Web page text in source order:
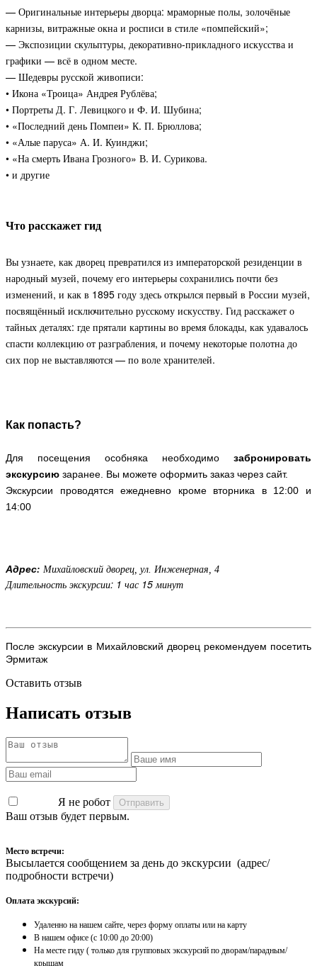
— Оригинальные интерьеры дворца: мраморные полы, золочёные
карнизы, витражные окна и росписи в стиле «помпейский»;
— Экспозиции скульптуры, декоративно-прикладного искусства и
графики — всё в одном месте.
— Шедевры русской живописи:
• Икона «Троица» Андрея Рублёва;
• Портреты Д. Г. Левицкого и Ф. И. Шубина;
• «Последний день Помпеи» К. П. Брюллова;
• «Алые паруса» А. И. Куинджи;
• «На смерть Ивана Грозного» В. И. Сурикова.
• и другие
Что расскажет гид
Вы узнаете, как дворец превратился из императорской резиденции в
народный музей, почему его интерьеры сохранились почти без
изменений, и как в 1895 году здесь открылся первый в России музей,
посвящённый исключительно русскому искусству. Гид расскажет о
тайных деталях: где прятали картины во время блокады, как удавалось
спасти коллекцию от разграбления, и почему некоторые полотна до
сих пор не выставляются — по воле хранителей.
Как попасть?
Для посещения особняка необходимо забронировать
экскурсию заранее. Вы можете оформить заказ через сайт.
Экскурсии проводятся ежедневно кроме вторника в 12:00 и
14:00
Адрес: Михайловский дворец, ул. Инженерная, 4
Длительность экскурсии: 1 час 15 минут
После экскурсии в Михайловский дворец рекомендуем посетить
Эрмитаж
Оставить отзыв
Написать отзыв
Я не робот
Ваш отзыв будет первым.
Место встречи:
Высылается сообщением за день до экскурсии (адрес/
подробности встречи)
Оплата экскурсий:
Удаленно на нашем сайте, через форму оплаты или на карту
​В нашем офисе (с 10:00 до 20:00)
На месте гиду ( только для групповых экскурсий по дворам/парадным/
крышам